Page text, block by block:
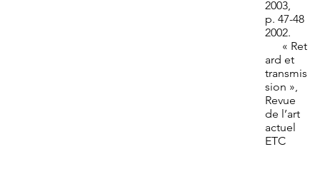
2003,
p. 47-48
2002.
« Ret
ard et
transmis
sion »,
Revue
de l’art
actuel
ETC